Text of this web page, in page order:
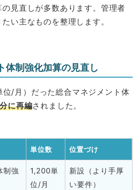
見直しが多数あります。管理者
い主なものを整理します。
体制強化加算の見直し
位/月）だった総合マネジメント体
に再編されました。
単位数 位置づけ
制強
1,200単
位/月
新設（より手厚
い要件）